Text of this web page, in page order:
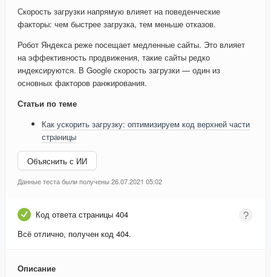
Скорость загрузки напрямую влияет на поведенческие
факторы: чем быстрее загрузка, тем меньше отказов.
Робот Яндекса реже посещает медленные сайты. Это влияет
на эффективность продвижения, такие сайты редко
индексируются. В Google скорость загрузки — один из
основных факторов ранжирования.
Статьи по теме
Как ускорить загрузку: оптимизируем код верхней части
страницы
Объяснить с ИИ
Данные теста были получены 26.07.2021 05:02
Код ответа страницы 404
Всё отлично, получен код 404.
Описание